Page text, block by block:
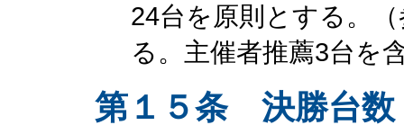
24台を原則とする。
る。主催者推薦3台を
第１５条 決勝台数